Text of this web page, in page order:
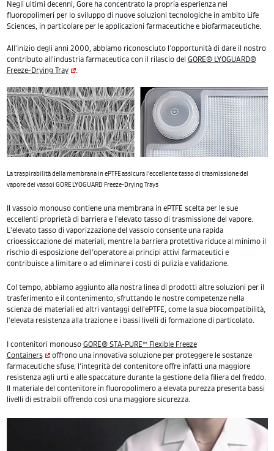
Negli ultimi decenni, Gore ha concentrato la propria esperienza nei
fluoropolimeri per lo sviluppo di nuove soluzioni tecnologiche in ambito Life
Sciences, in particolare per le applicazioni farmaceutiche e biofarmaceutiche.
All'inizio degli anni 2000, abbiamo riconosciuto l'opportunità di dare il nostro
contributo all'industria farmaceutica con il rilascio del GORE® LYOGUARD®
Freeze-Drying Tray
.
La traspirabilità della membrana in ePTFE assicura l'eccellente tasso di trasmissione del
vapore dei vassoi GORE LYOGUARD Freeze-Drying Trays
Il vassoio monouso contiene una membrana in ePTFE scelta per le sue
eccellenti proprietà di barriera e l'elevato tasso di trasmissione del vapore.
L'elevato tasso di vaporizzazione del vassoio consente una rapida
crioessiccazione dei materiali, mentre la barriera protettiva riduce al minimo il
rischio di esposizione dell’operatore ai principi attivi farmaceutici e
contribuisce a limitare o ad eliminare i costi di pulizia e validazione.
Col tempo, abbiamo aggiunto alla nostra linea di prodotti altre soluzioni per il
trasferimento e il contenimento, sfruttando le nostre competenze nella
scienza dei materiali ed altri vantaggi dell'ePTFE, come la sua biocompatibilità,
l'elevata resistenza alla trazione e i bassi livelli di formazione di particolato.
I contenitori monouso GORE® STA-PURE™ Flexible Freeze
Containers
offrono una innovativa soluzione per proteggere le sostanze
farmaceutiche sfuse; l’integrità del contenitore offre infatti una maggiore
resistenza agli urti e alle spaccature durante la gestione della filiera del freddo.
Il materiale del contenitore in fluoropolimero a elevata purezza presenta bassi
livelli di estraibili offrendo così una maggiore sicurezza.